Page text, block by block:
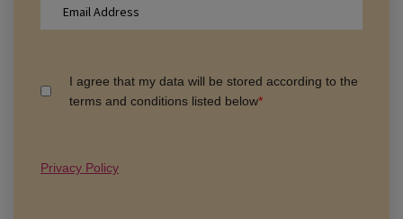
I agree that my data will be stored according to the
terms and conditions listed below*
Privacy Policy